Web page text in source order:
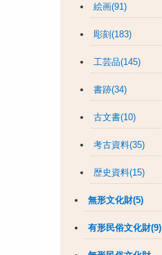
絵画(91)
彫刻(183)
工芸品(145)
書跡(34)
古文書(10)
考古資料(35)
歴史資料(15)
無形文化財(5)
有形民俗文化財(9)